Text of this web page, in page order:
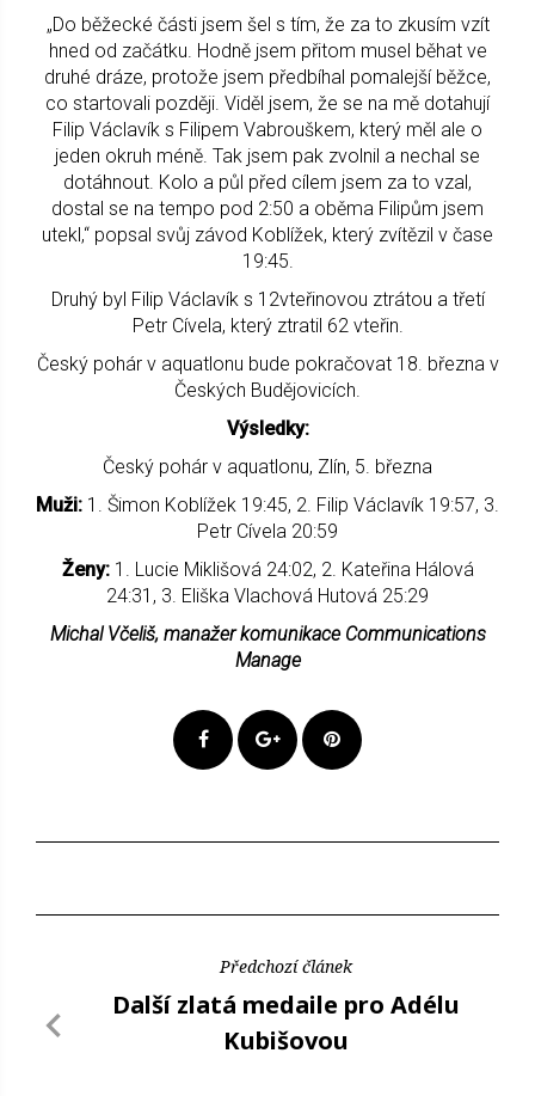
„Do běžecké části jsem šel s tím, že za to zkusím vzít
hned od začátku. Hodně jsem přitom musel běhat ve
druhé dráze, protože jsem předbíhal pomalejší běžce,
co startovali později. Viděl jsem, že se na mě dotahují
Filip Václavík s Filipem Vabrouškem, který měl ale o
jeden okruh méně. Tak jsem pak zvolnil a nechal se
dotáhnout. Kolo a půl před cílem jsem za to vzal,
dostal se na tempo pod 2:50 a oběma Filipům jsem
utekl,“ popsal svůj závod Koblížek, který zvítězil v čase
19:45.
Druhý byl Filip Václavík s 12vteřinovou ztrátou a třetí
Petr Cívela, který ztratil 62 vteřin.
Český pohár v aquatlonu bude pokračovat 18. března v
Českých Budějovicích.
Výsledky:
Český pohár v aquatlonu, Zlín, 5. března
Muži: 1. Šimon Koblížek 19:45, 2. Filip Václavík 19:57, 3.
Petr Cívela 20:59
Ženy:1. Lucie Miklišová 24:02, 2. Kateřina Hálová
24:31, 3. Eliška Vlachová Hutová 25:29
Michal Včeliš, manažer komunikace Communications
Manage
Předchozí článek
Další zlatá medaile pro Adélu
Kubišovou